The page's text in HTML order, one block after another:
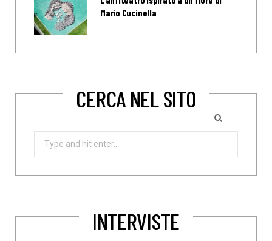
Mario Cucinella
CERCA NEL SITO
Search
INTERVISTE